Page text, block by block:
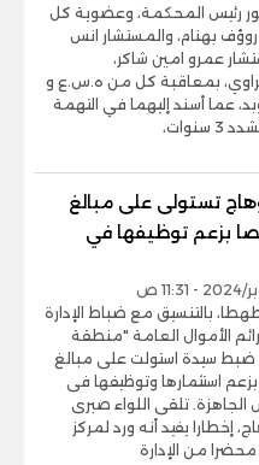
رئيس المحكمة، وعضوية كل
بهنام، والمستشار انس
عمرو امين شاكر،
بمعاقبة كل من ه.س.ع و
عما أسند إليهما في التهمة
تستولى على مبالغ
من 11 شخصا بزعم توظيفها في
بالتنسيق مع ضباط الإدارة
الأموال العامة "منطقة
سيدة استولت على مبالغ
شخصا، بزعم استثمارها وتوظيفها فى
الجاهزة. تلقى اللواء صبرى
إخطارا يفيد أنه ورد لمركز
من الإدارة